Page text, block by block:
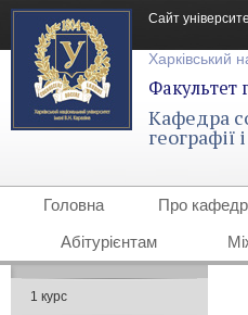
Сайт
Харківський
Факультет
Кафедра
Головна Про
Абітурієнтам
1 курс